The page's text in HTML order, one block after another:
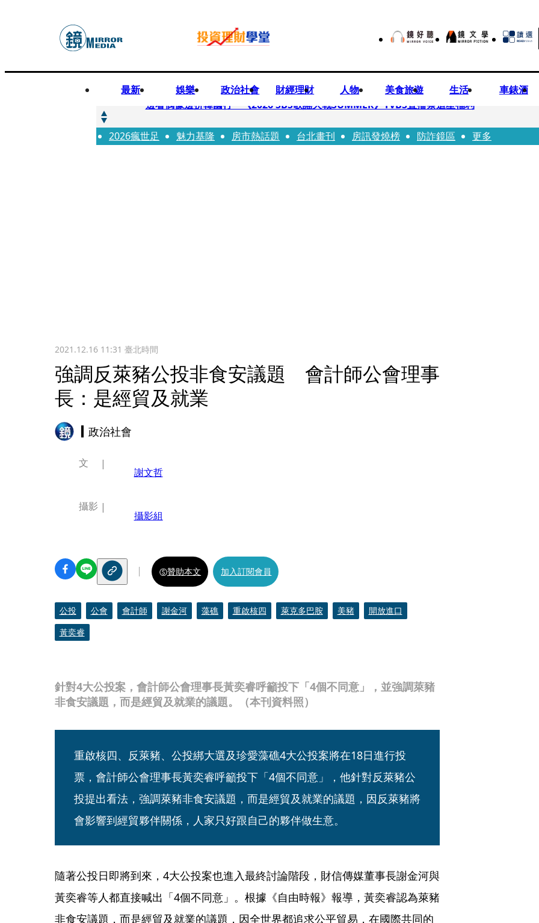
最新 娛樂 政治社會 財經理財 人物 美食旅遊 生活 車錶酒
快訊
邊看偶像邊拚韓國行 《2026 SBS歌謠大戰SUMMER》TVBS直播祭追星福利
快訊
代誌大條火急跳船？ 宏碁派任李文詳接掌兆基屋管2天就喊撤出！
2026瘋世足 魅力基隆 房市熱話題 台北畫刊 房訊發燒榜 防詐鏡區 更多
2021.12.16 11:31 臺北時間
強調反萊豬公投非食安議題 會計師公會理事
長：是經貿及就業
政治社會
針對4大公投案，會計師公會理事長黃奕睿呼籲投下「4個不同意」，並強調萊豬
非食安議題，而是經貿及就業的議題。（本刊資料照）
文
謝文哲
攝影
攝影組
贊助本文 加入訂閱會員
公投 公會 會計師 謝金河 藻礁 重啟核四 萊克多巴胺 美豬
開放進口
黃奕睿
重啟核四、反萊豬、公投綁大選及珍愛藻礁4大公投案將在18日進行投
票，會計師公會理事長黃奕睿呼籲投下「4個不同意」，他針對反萊豬公
投提出看法，強調萊豬非食安議題，而是經貿及就業的議題，因反萊豬將
會影響到經貿夥伴關係，人家只好跟自己的夥伴做生意。
隨著公投日即將到來，4大公投案也進入最終討論階段，財信傳媒董事長謝金河與
黃奕睿等人都直接喊出「4個不同意」。根據《自由時報》報導，黃奕睿認為萊豬
非食安議題，而是經貿及就業的議題，因全世界都追求公平貿易，在國際共同的